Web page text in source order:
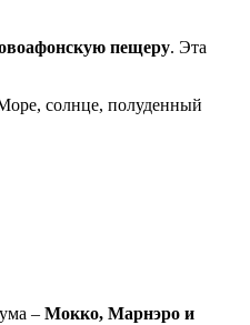
пещеру. Эта
солнце, полуденный
– Мокко, Марнэро и